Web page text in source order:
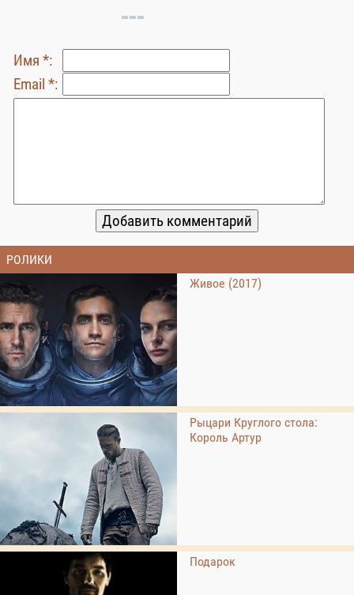
Имя *:
Email *:
РОЛИКИ
Живое (2017)
Рыцари Круглого стола:
Король Артур
Подарок